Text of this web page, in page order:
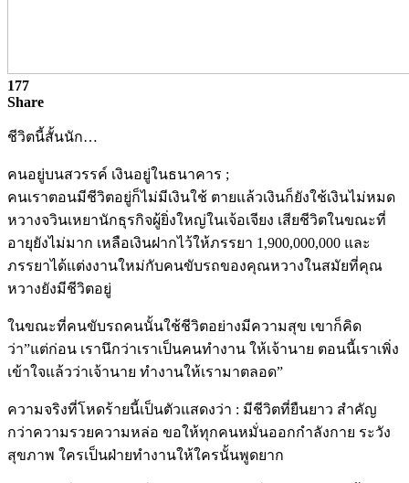
177
Share
ชีวิตนี้สั้นนัก…
คนอยู่บนสวรรค์ เงินอยู่ในธนาคาร ;
คนเราตอนมีชีวิตอยู่ก็ไม่มีเงินใช้ ตายแล้วเงินก็ยังใช้เงินไม่หมด
หวางจวินเหยานักธุรกิจผู้ยิ่งใหญ่ในเจ้อเจียง เสียชีวิตในขณะที่
อายุยังไม่มาก เหลือเงินฝากไว้ให้ภรรยา 1,900,000,000 และ
ภรรยาได้แต่งงานใหม่กับคนขับรถของคุณหวางในสมัยที่คุณ
หวางยังมีชีวิตอยู่
ในขณะที่คนขับรถคนนั้นใช้ชีวิตอย่างมีความสุข เขาก็คิด
ว่า”แต่ก่อน เรานึกว่าเราเป็นคนทำงาน ให้เจ้านาย ตอนนี้เราเพิ่ง
เข้าใจแล้วว่าเจ้านาย ทำงานให้เรามาตลอด”
ความจริงที่โหดร้ายนี้เป็นตัวแสดงว่า : มีชีวิตที่ยืนยาว สำคัญ
กว่าความรวยความหล่อ ขอให้ทุกคนหมั่นออกกำลังกาย ระวัง
สุขภาพ ใครเป็นฝ่ายทำงานให้ใครนั้นพูดยาก